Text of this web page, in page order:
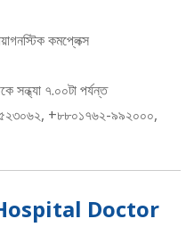
কমপ্লেক্স
সন্ধ্যা ৭.০০টা পর্যন্ত
+৮৮০১৭৬২-৯৯২০০০,
Doctor